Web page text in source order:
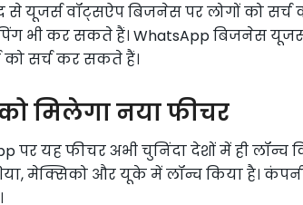
से यूजर्स वॉट्सऐप बिजनेस पर लोगों को
भी कर सकते हैं। WhatsApp बिजनेस
सर्च कर सकते हैं।
मिलेगा नया फीचर
पर यह फीचर अभी चुनिंदा देशों में ही लॉन्च
मेक्सिको और यूके में लॉन्च किया है।